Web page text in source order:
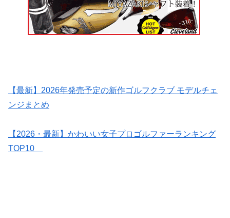
【最新】2026年発売予定の新作ゴルフクラブ モデルチェ
ンジまとめ
【2026・最新】かわいい女子プロゴルファーランキング
TOP10